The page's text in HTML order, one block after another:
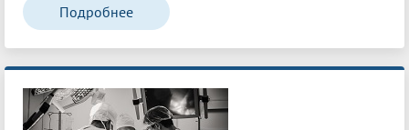
Подробнее